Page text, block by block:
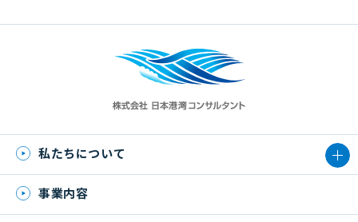
私たちについて
事業内容